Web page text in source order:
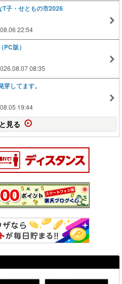
子・せともの市2026
22:54
版）
08:35
してます。
19:44
見る